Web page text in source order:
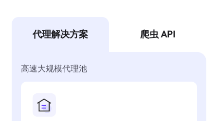
代理解决方案 爬虫 API
高速大规模代理池